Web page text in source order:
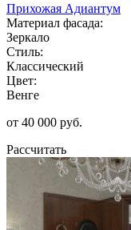
Прихожая Адиантум
Материал фасада:
Зеркало
Стиль:
Классический
Цвет:
Венге
от 40 000 руб.
Рассчитать